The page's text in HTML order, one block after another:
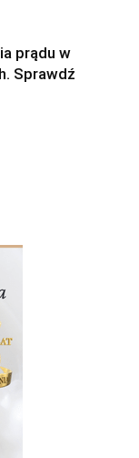
prądu w
Sprawdź